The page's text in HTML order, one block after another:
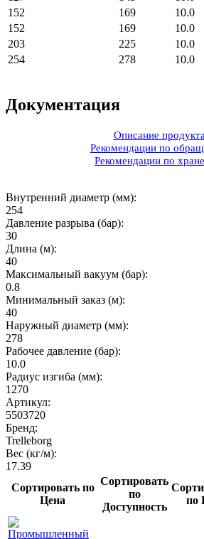
152
169 10.0
152
169 10.0
203
225 10.0
254
278 10.0
Документация
Описание продукта
Рекомендации по
Рекомендации по
Внутренний диаметр (мм):
254
Давление разрыва (бар):
30
Длина (м):
40
Максимальный вакуум (бар):
0.8
Минимальный заказ (м):
40
Наружный диаметр (мм):
278
Рабочее давление (бар):
10.0
Радиус изгиба (мм):
1270
Артикул:
5503720
Бренд:
Trelleborg
Вес (кг/м):
17.39
Сортировать по
Цена
Сортировать
по
Доступность
по